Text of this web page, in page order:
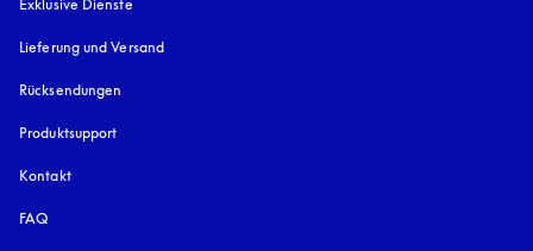
Exklusive Dienste
Lieferung und Versand
Rücksendungen
Produktsupport
Kontakt
FAQ